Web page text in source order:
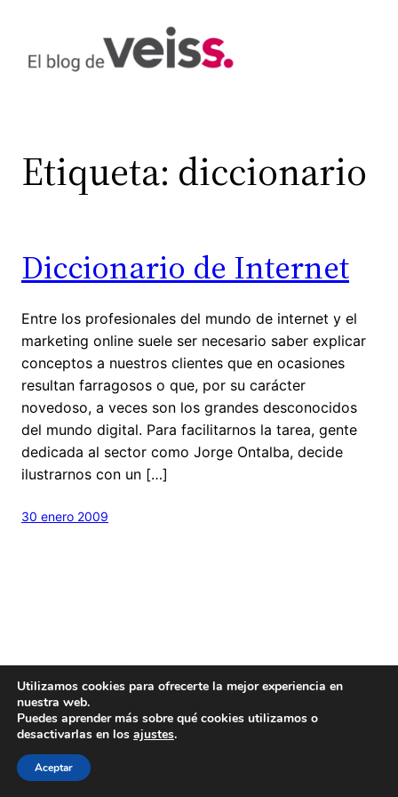
contenido
Etiqueta: diccionario
Diccionario de Internet
Entre los profesionales del mundo de internet y el
marketing online suele ser necesario saber explicar
conceptos a nuestros clientes que en ocasiones
resultan farragosos o que, por su carácter
novedoso, a veces son los grandes desconocidos
del mundo digital. Para facilitarnos la tarea, gente
dedicada al sector como Jorge Ontalba, decide
ilustrarnos con un […]
30 enero 2009
Hecho concariñoy un poquito deWordpress
Este blog esCreative Commons
Utilizamos cookies para ofrecerte la mejor experiencia en
nuestra web.
Puedes aprender más sobre qué cookies utilizamos o
desactivarlas en los ajustes.
Aceptar